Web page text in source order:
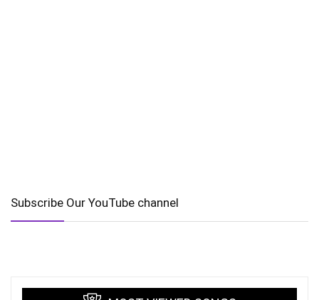
Subscribe Our YouTube channel